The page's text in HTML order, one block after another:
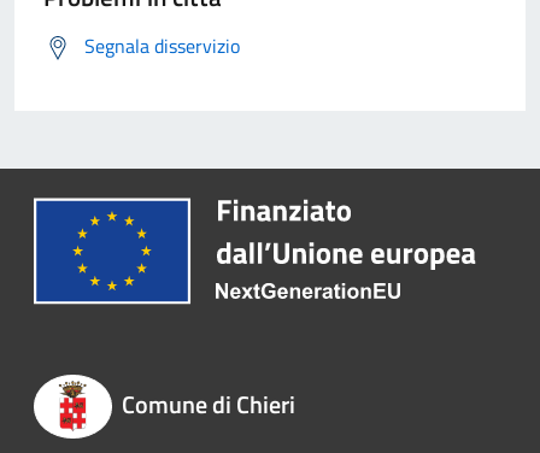
Segnala disservizio
Comune di Chieri